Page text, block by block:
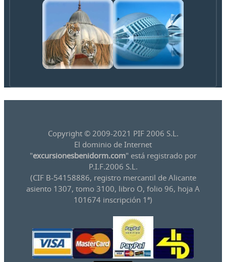
Copyright © 2009-2021 PIF 2006 S.L.
El dominio de Internet
"excursionesbenidorm.com" está registrado por
P.I.F.2006 S.L.
(CIF B-54158886, registro mercantil de Alicante
asiento 1307, tomo 3100, libro O, folio 96, hoja A
101674 inscripción 1ª)